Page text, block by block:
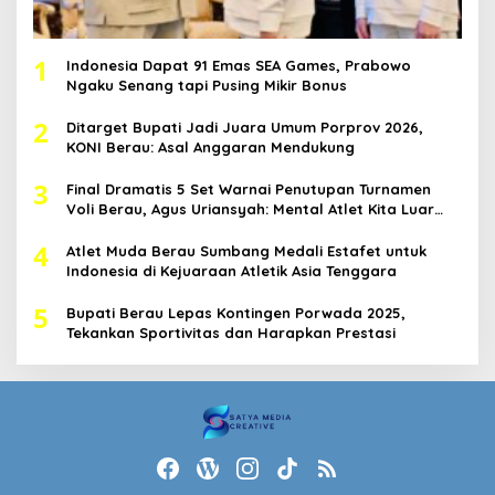
1
Indonesia Dapat 91 Emas SEA Games, Prabowo
Ngaku Senang tapi Pusing Mikir Bonus
2
Ditarget Bupati Jadi Juara Umum Porprov 2026,
KONI Berau: Asal Anggaran Mendukung
3
Final Dramatis 5 Set Warnai Penutupan Turnamen
Voli Berau, Agus Uriansyah: Mental Atlet Kita Luar
4
Atlet Muda Berau Sumbang Medali Estafet untuk
Indonesia di Kejuaraan Atletik Asia Tenggara
5
Bupati Berau Lepas Kontingen Porwada 2025,
Tekankan Sportivitas dan Harapkan Prestasi